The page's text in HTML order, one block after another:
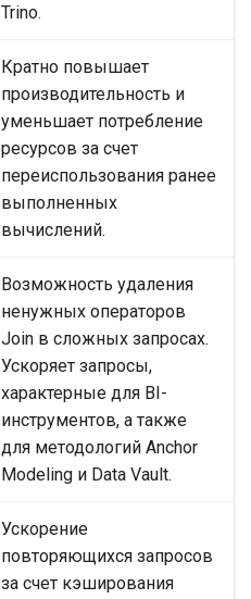
Trino.
Кратно повышает
производительность и
уменьшает потребление
ресурсов за счет
переиспользования ранее
выполненных
вычислений.
Возможность удаления
ненужных операторов
Join в сложных запросах.
Ускоряет запросы,
характерные для BI-
инструментов, а также
для методологий Anchor
Modeling и Data Vault.
Ускорение
повторяющихся запросов
за счет кэширования